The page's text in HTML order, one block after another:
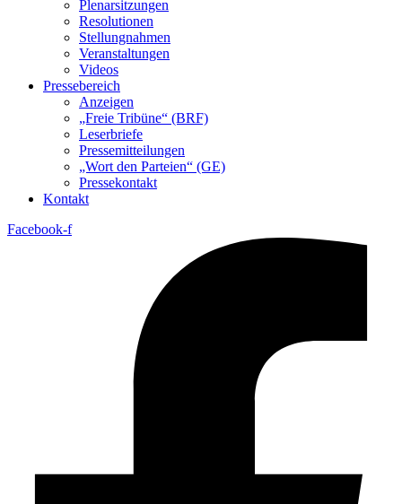
Plenarsitzungen
Resolutionen
Stellungnahmen
Veranstaltungen
Videos
Pressebereich
Anzeigen
„Freie Tribüne“ (BRF)
Leserbriefe
Pressemitteilungen
„Wort den Parteien“ (GE)
Pressekontakt
Kontakt
Facebook-f